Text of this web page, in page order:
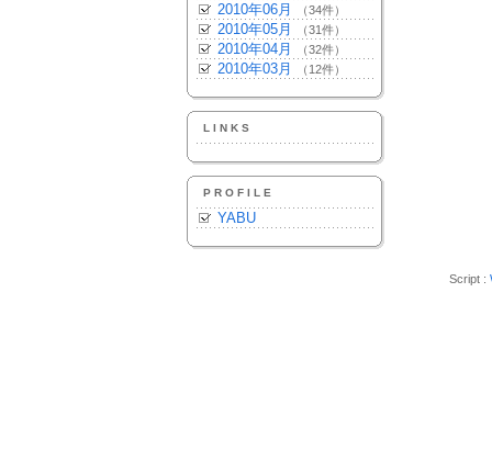
2010年06月 （34件）
2010年05月 （31件）
2010年04月 （32件）
2010年03月 （12件）
LINKS
PROFILE
YABU
Script :